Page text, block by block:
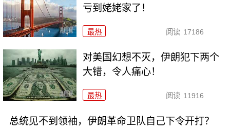
亏到姥姥家了！
最热 阅读 17186
对美国幻想不灭，伊朗犯下两个
大错，令人痛心！
最热 阅读 11916
总统见不到领袖，伊朗革命卫队自己下令开打？